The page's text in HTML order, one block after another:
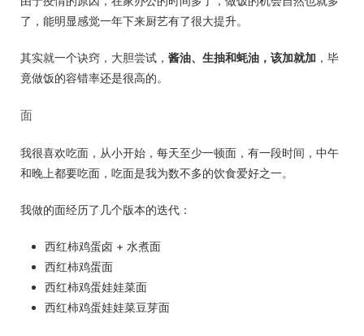
了，能明显感觉一年下来厨艺有了很大提升。
其实就一个诀窍，大胆尝试， 酱油、生抽和蚝油，该加就加 ，毕
竟做饭的容错率还是很高的。
面
我很喜欢吃面，从小开始，每天至少一顿面，有一段时间，中午
和晚上都要吃面，吃面是我为数不多的饮食爱好之一。
我做的面经历了几个版本的迭代：
西红柿鸡蛋卤 + 水煮面
西红柿鸡蛋面
西红柿鸡蛋娃娃菜面
西红柿鸡蛋娃娃菜豆芽面